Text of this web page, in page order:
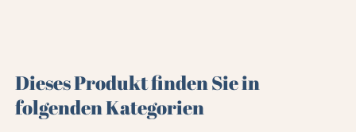
Dieses Produkt finden Sie in
folgenden Kategorien